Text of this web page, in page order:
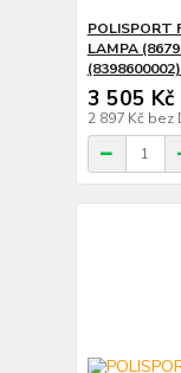
POLISPORT
LAMPA
3 505 Kč
2 897 Kč bez